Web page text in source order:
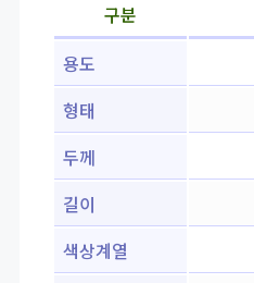
구분
용도
형태
두께
길이
색상계열